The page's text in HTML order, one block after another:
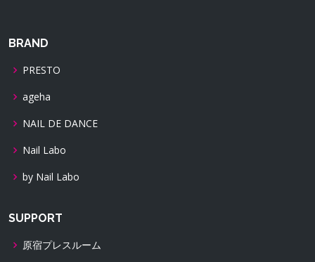
BRAND
PRESTO
ageha
NAIL DE DANCE
Nail Labo
by Nail Labo
SUPPORT
原宿プレスルーム